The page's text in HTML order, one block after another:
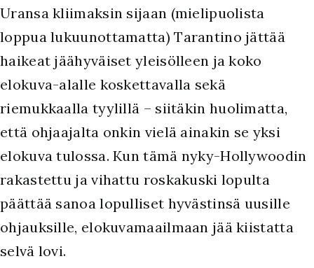
Uransa kliimaksin sijaan (mielipuolista
loppua lukuunottamatta) Tarantino jättää
haikeat jäähyväiset yleisölleen ja koko
elokuva-alalle koskettavalla sekä
riemukkaalla tyylillä – siitäkin huolimatta,
että ohjaajalta onkin vielä ainakin se yksi
elokuva tulossa. Kun tämä nyky-Hollywoodin
rakastettu ja vihattu roskakuski lopulta
päättää sanoa lopulliset hyvästinsä uusille
ohjauksille, elokuvamaailmaan jää kiistatta
selvä lovi.